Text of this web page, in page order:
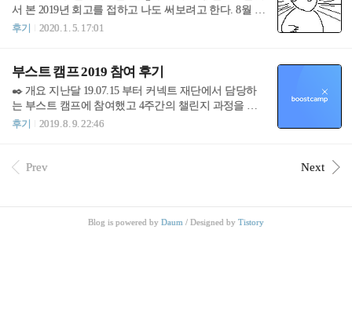
하나 했었는데 조금씩 관리해왔던 github 와 프로젝트를
좋게 봐주셨던것 같다. 직군은 JS 를 다루는 주니어 웹
개발자로 취업하게 되었고, 현재 회사에서는 백엔드와
글을 쓰게 된 이유는.. 한달정도 회사를 다니면서 생각
해보니 19년 후기에 적었던 것들을 대부..
서 본 2019년 회고를 접하고 나도 써보려고 한다. 8월 이
후로는 블로그에 글을 전혀 쓰질 않아서 후기를 쓰며 뒤
사다난하고 행복한 날 우울한 날도 많은 해였던 것 같
다. 🎓 독학사부터 취업, 퇴사 상반기를 돌이켜보면 독
학사에 합격하고 2월 에 학위수여를 받았다. 독학사 후
기에서도 언급했었지만 합격했을 때만 해도 내 노력으
로 무언가를 이뤘다는 것이 참 뿌듯했었고, 자신감에 차
기간 동안 진행했었던 프로젝트에서도 생각했던 것보
다 많은 격려와 피드백들을 들을 수 있어서 조금은 편안
후기 2020. 1. 5. 17:01
부스트 캠프 2019 참여 후기
✒️ 개요 지난달 19.07.15 부터 커넥트 재단에서 담당하
는 부스트 캠프에 참여했고 4주간의 챌린지 과정을 거
쳐 지난주 금요일 수료식을 마쳤다. 사실 주마다 했던
이 많이 나서 좋은 추억으로 남기기 위해 후기를 적어보
일까지 진행되는 신입사원 교육에 참여하고 있었다. 신
후기 2019. 8. 9. 22:46
Prev Next
Blog is powered by Daum / Designed by Tistory